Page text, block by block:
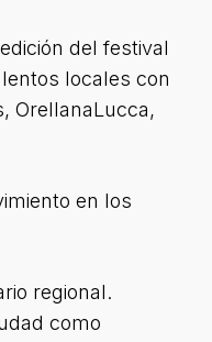
del festival
locales con
OrellanaLucca,
en los
regional.
como